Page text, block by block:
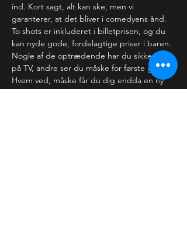
ind. Kort sagt, alt kan ske, men vi
garanterer, at det bliver i comedyens ånd.
To shots er inkluderet i billetprisen, og du
kan nyde gode, fordelagtige priser i baren.
Nogle af de optrædende har du sikkert set
på TV, andre ser du måske for første gang.
Hvem ved, måske får du dig endda en ny
yndlingskomiker. Uanset hvad, er der intet